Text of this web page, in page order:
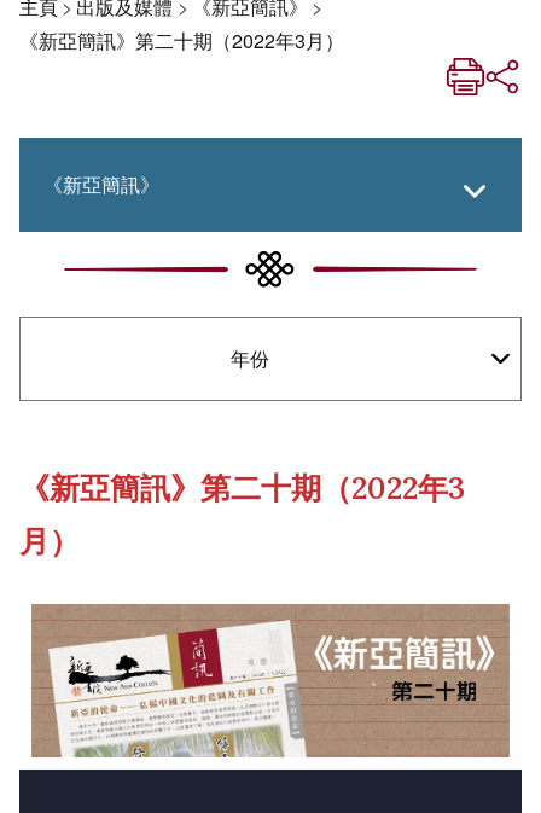
主頁> 出版及媒體 > 《新亞簡訊》 >
《新亞簡訊》第二十期（2022年3月）
《新亞簡訊》
《新亞生活月刊》
社交媒體專欄
《新亞書院概覽》
其他書院出版
新亞影集
年份
《新亞簡訊》第二十期（2022年3
月）